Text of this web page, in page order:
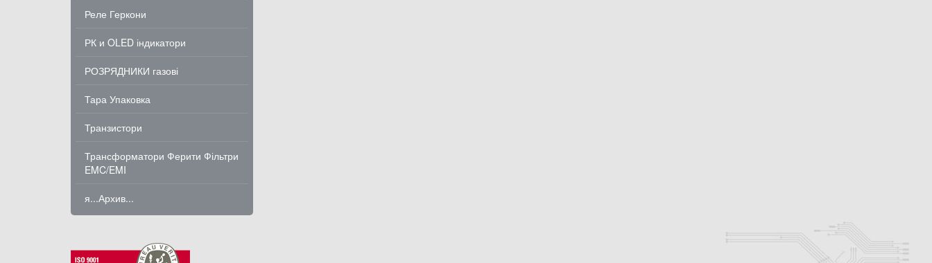
Реле Геркони
РК и OLED індикатори
РОЗРЯДНИКИ газові
Тара Упаковка
Транзистори
Трансформатори Ферити Фільтри
EMC/EMI
я...Архив...